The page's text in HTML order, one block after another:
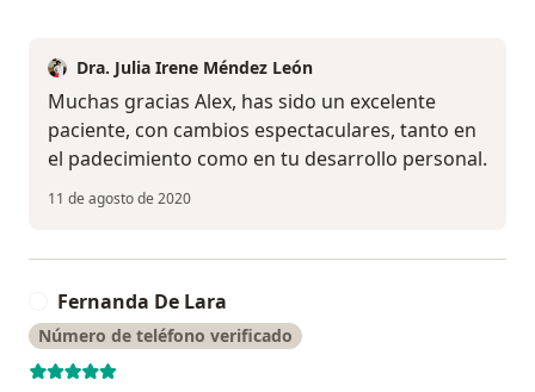
Dra. Julia Irene Méndez León
Muchas gracias Alex, has sido un excelente
paciente, con cambios espectaculares, tanto en
el padecimiento como en tu desarrollo personal.
11 de agosto de 2020
Fernanda De Lara
Número de teléfono verificado